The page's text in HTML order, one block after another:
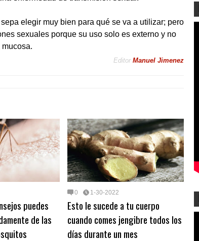
elegir muy bien para qué se va a utilizar; pero
sexuales porque su uso solo es externo y no
Editor Manuel Jimenez
puedes
de las
0 1-30-2022
Esto le sucede a tu cuerpo
cuando comes jengibre todos los
días durante un mes